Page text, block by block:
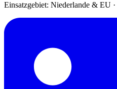
Einsatzgebiet: Niederlande & EU ·